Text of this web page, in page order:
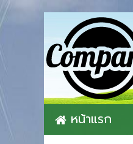
หน้าแรก